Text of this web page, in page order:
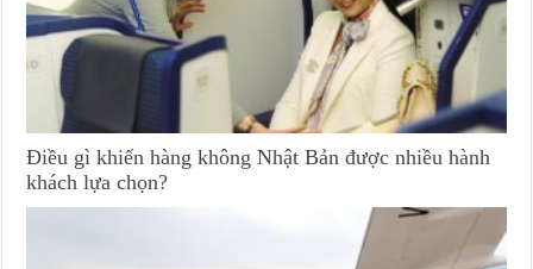
Điều gì khiến hàng không Nhật Bản được nhiều hành
khách lựa chọn?